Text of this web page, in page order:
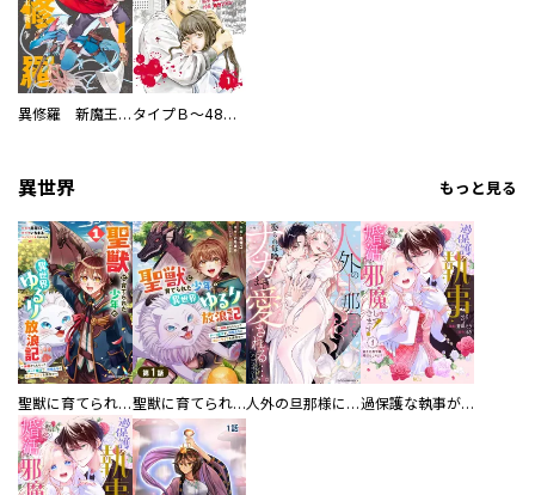
異修羅 新魔王戦争 タイプＢ～48時間後、致死率100％～【単話】
異世界 もっと見る
聖獣に育てられた少年の異世界ゆるり放浪記～神様からもらったチート魔法で、仲間たちとスローライフを満喫中～ 聖獣に育てられた少年の異世界ゆるり放浪記～神様からもらったチート魔法で、仲間たちとスローライフを満喫中～【分冊版】 人外の旦那様に娶られ毎晩ナカまで愛される…。アンソロジー 過保護な執事が私の婚活を邪魔してきます！ 分冊版